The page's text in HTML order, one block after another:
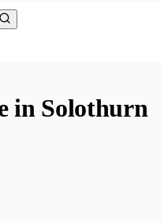
in Solothurn